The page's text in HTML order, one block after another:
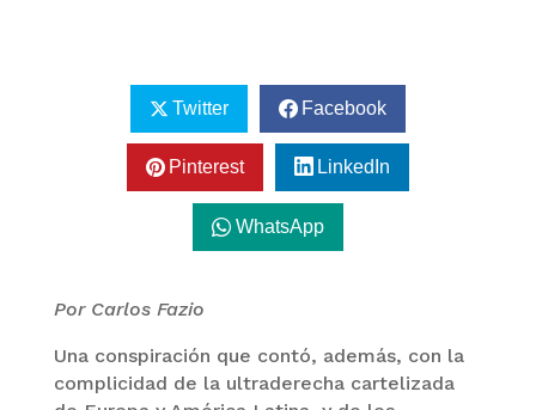
Twitter Facebook
Pinterest LinkedIn
WhatsApp
Por Carlos Fazio
Una conspiración que contó, además, con la
complicidad de la ultraderecha cartelizada